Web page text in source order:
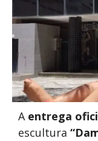
A entrega
escultura